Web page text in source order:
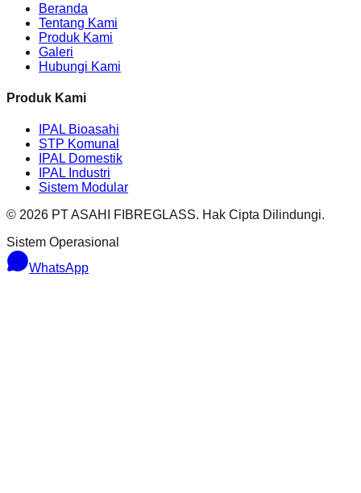
Beranda
Tentang Kami
Produk Kami
Galeri
Hubungi Kami
Produk Kami
IPAL Bioasahi
STP Komunal
IPAL Domestik
IPAL Industri
Sistem Modular
© 2026 PT ASAHI FIBREGLASS. Hak Cipta Dilindungi.
Sistem Operasional
WhatsApp